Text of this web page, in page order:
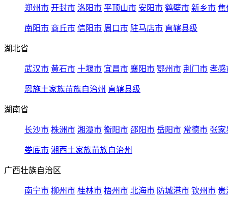
郑州市 开封市 洛阳市 平顶山市 安阳市 鹤壁市 新乡市 焦
南阳市 商丘市 信阳市 周口市 驻马店市 直辖县级
湖北省
武汉市 黄石市 十堰市 宜昌市 襄阳市 鄂州市 荆门市 孝感
恩施土家族苗族自治州 直辖县级
湖南省
长沙市 株洲市 湘潭市 衡阳市 邵阳市 岳阳市 常德市 张家
娄底市 湘西土家族苗族自治州
广西壮族自治区
南宁市 柳州市 桂林市 梧州市 北海市 防城港市 钦州市 贵